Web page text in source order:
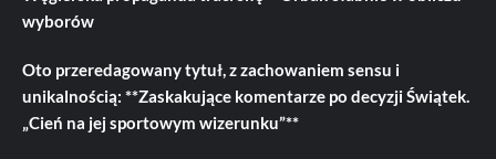
wyborów
Oto przeredagowany tytuł, z zachowaniem sensu i
unikalnością: **Zaskakujące komentarze po decyzji Świątek.
„Cień na jej sportowym wizerunku”**